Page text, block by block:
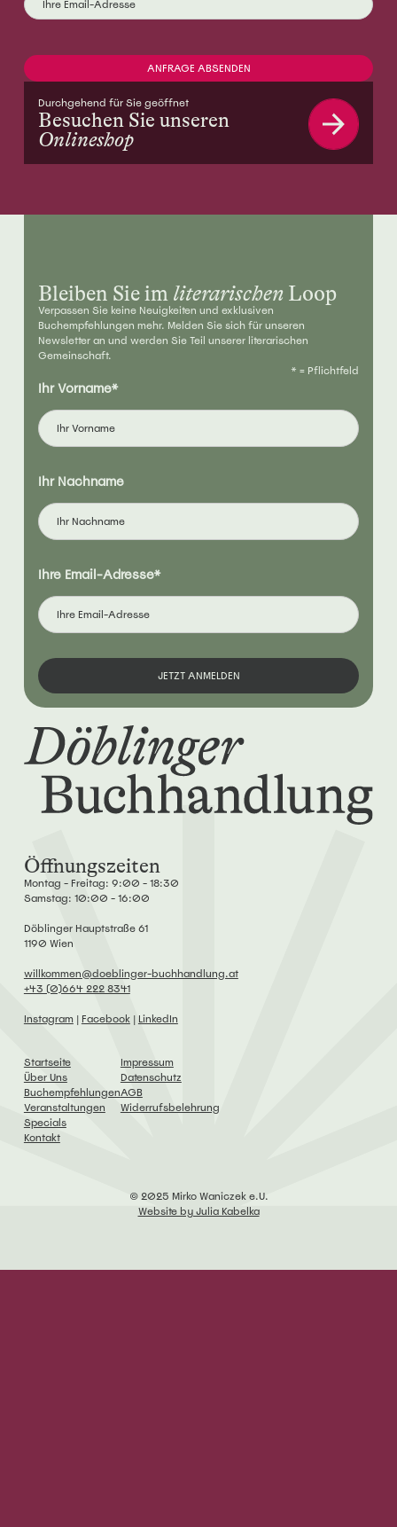
Durchgehend für Sie geöffnet
Besuchen Sie unseren
Onlineshop
Öffnungszeiten
Montag - Freitag: 9:00 - 18:30
Samstag: 10:00 - 16:00
Döblinger Hauptstraße 61
1190 Wien
willkommen@doeblinger-buchhandlung.at
+43 (0)664 222 8341
Instagram | Facebook|LinkedIn
Startseite
Über Uns
Buchempfehlungen
Veranstaltungen
Specials
Kontakt
Impressum
Datenschutz
AGB
Widerrufsbelehrung
Bleiben Sie im literarischen Loop
Verpassen Sie keine Neuigkeiten und exklusiven
Buchempfehlungen mehr. Melden Sie sich für unseren
Newsletter an und werden Sie Teil unserer literarischen
Gemeinschaft.
* = Pflichtfeld
Ihr Vorname*
Ihr Nachname
Ihre Email-Adresse*
© 2025 Mirko Waniczek e.U.
Website by Julia Kabelka